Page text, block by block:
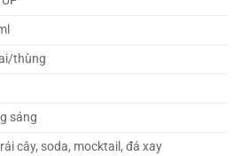
thùng
sáng
cây, soda, mocktail, đá xay